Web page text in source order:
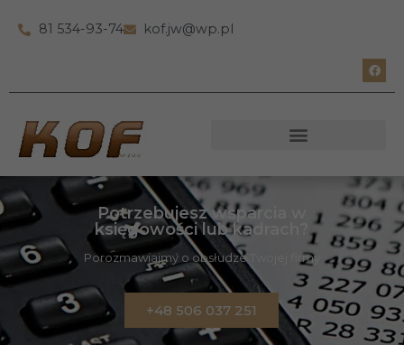
81 534-93-74 kof.jw@wp.pl
Potrzebujesz wsparcia w
księgowości lub kadrach?
Porozmawiajmy o obsłudze Twojej firmy
+48 506 037 251